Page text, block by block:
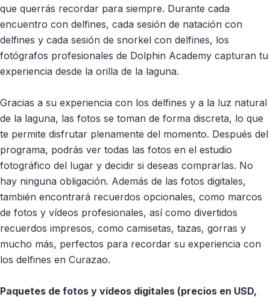
que querrás recordar para siempre. Durante cada
encuentro con delfines, cada sesión de natación con
delfines y cada sesión de snorkel con delfines, los
fotógrafos profesionales de Dolphin Academy capturan tu
experiencia desde la orilla de la laguna.
Gracias a su experiencia con los delfines y a la luz natural
de la laguna, las fotos se toman de forma discreta, lo que
te permite disfrutar plenamente del momento. Después del
programa, podrás ver todas las fotos en el estudio
fotográfico del lugar y decidir si deseas comprarlas. No
hay ninguna obligación. Además de las fotos digitales,
también encontrará recuerdos opcionales, como marcos
de fotos y vídeos profesionales, así como divertidos
recuerdos impresos, como camisetas, tazas, gorras y
mucho más, perfectos para recordar su experiencia con
los delfines en Curazao.
Paquetes de fotos y vídeos digitales (precios en USD,